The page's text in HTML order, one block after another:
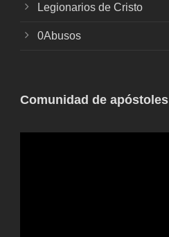
Legionarios de Cristo
0Abusos
Comunidad de apóstoles